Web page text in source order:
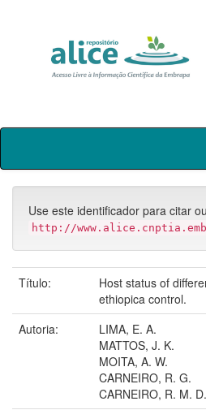
Skip
Use este identificador para citar
http://
Título:
Host status of
ethiopica control.
Autoria:
LIMA, E. A.
MATTOS, J. K.
MOITA, A. W.
CARNEIRO, R. G.
CARNEIRO, R. M.